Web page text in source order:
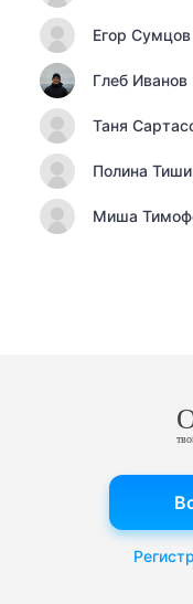
Егор Сумцов
Глеб Иванов
Таня
Полина
Миша